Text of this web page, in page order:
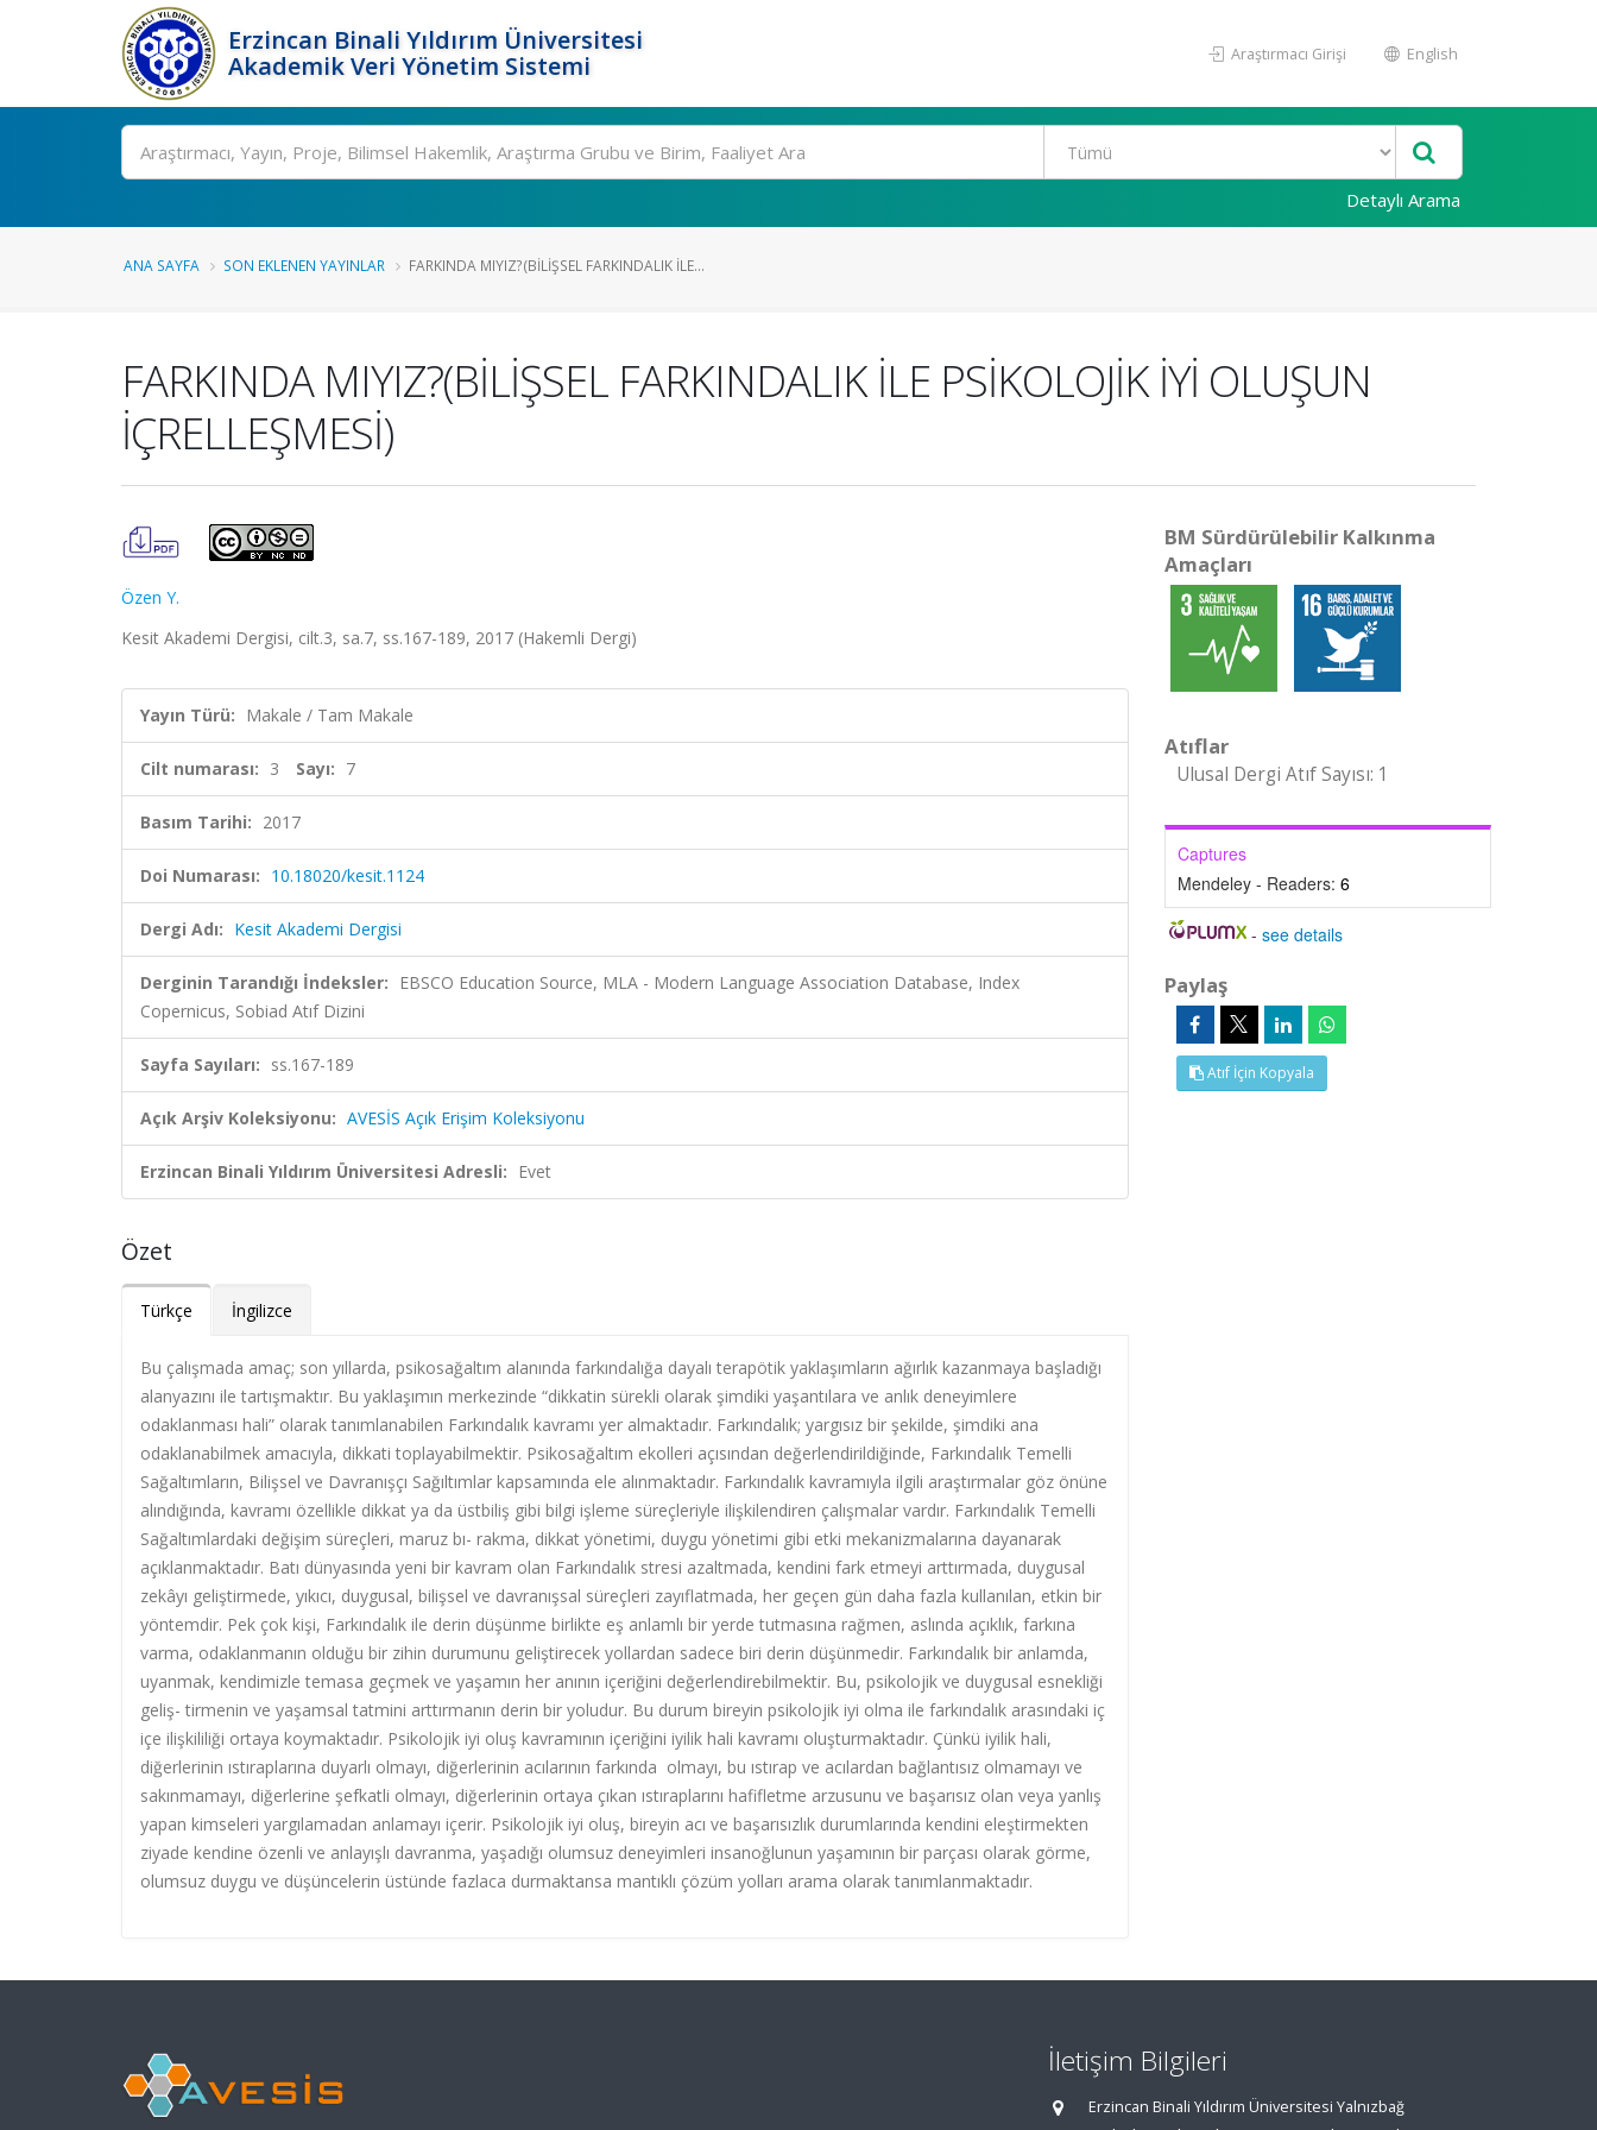
Erzincan Binali Yıldırım Üniversitesi
Akademik Veri Yönetim Sistemi
Araştırmacı Girişi English
Ara
Detaylı Arama
ANA SAYFA SON EKLENEN YAYINLAR FARKINDA MIYIZ?(BİLİŞSEL FARKINDALIK İLE...
FARKINDA MIYIZ?(BİLİŞSEL FARKINDALIK İLE PSİKOLOJİK İYİ OLUŞUN
İÇRELLEŞMESİ)
Özen Y.
Kesit Akademi Dergisi, cilt.3, sa.7, ss.167-189, 2017 (Hakemli Dergi)
Yayın Türü: Makale / Tam Makale
Cilt numarası: 3 Sayı: 7
Basım Tarihi: 2017
Doi Numarası: 10.18020/kesit.1124
Dergi Adı: Kesit Akademi Dergisi
Derginin Tarandığı İndeksler: EBSCO Education Source, MLA - Modern Language Association Database, Index
Copernicus, Sobiad Atıf Dizini
Sayfa Sayıları: ss.167-189
Açık Arşiv Koleksiyonu: AVESİS Açık Erişim Koleksiyonu
Erzincan Binali Yıldırım Üniversitesi Adresli: Evet
Özet
Türkçe İngilizce
Bu çalışmada amaç; son yıllarda, psikosağaltım alanında farkındalığa dayalı terapötik yaklaşımların ağırlık kazanmaya başladığı
alanyazını ile tartışmaktır. Bu yaklaşımın merkezinde “dikkatin sürekli olarak şimdiki yaşantılara ve anlık deneyimlere
odaklanması hali” olarak tanımlanabilen Farkındalık kavramı yer almaktadır. Farkındalık; yargısız bir şekilde, şimdiki ana
odaklanabilmek amacıyla, dikkati toplayabilmektir. Psikosağaltım ekolleri açısından değerlendirildiğinde, Farkındalık Temelli
Sağaltımların, Bilişsel ve Davranışçı Sağıltımlar kapsamında ele alınmaktadır. Farkındalık kavramıyla ilgili araştırmalar göz önüne
alındığında, kavramı özellikle dikkat ya da üstbiliş gibi bilgi işleme süreçleriyle ilişkilendiren çalışmalar vardır. Farkındalık Temelli
Sağaltımlardaki değişim süreçleri, maruz bı- rakma, dikkat yönetimi, duygu yönetimi gibi etki mekanizmalarına dayanarak
açıklanmaktadır. Batı dünyasında yeni bir kavram olan Farkındalık stresi azaltmada, kendini fark etmeyi arttırmada, duygusal
zekâyı geliştirmede, yıkıcı, duygusal, bilişsel ve davranışsal süreçleri zayıflatmada, her geçen gün daha fazla kullanılan, etkin bir
yöntemdir. Pek çok kişi, Farkındalık ile derin düşünme birlikte eş anlamlı bir yerde tutmasına rağmen, aslında açıklık, farkına
varma, odaklanmanın olduğu bir zihin durumunu geliştirecek yollardan sadece biri derin düşünmedir. Farkındalık bir anlamda,
uyanmak, kendimizle temasa geçmek ve yaşamın her anının içeriğini değerlendirebilmektir. Bu, psikolojik ve duygusal esnekliği
geliş- tirmenin ve yaşamsal tatmini arttırmanın derin bir yoludur. Bu durum bireyin psikolojik iyi olma ile farkındalık arasındaki iç
içe ilişkililiği ortaya koymaktadır. Psikolojik iyi oluş kavramının içeriğini iyilik hali kavramı oluşturmaktadır. Çünkü iyilik hali,
diğerlerinin ıstıraplarına duyarlı olmayı, diğerlerinin acılarının farkında olmayı, bu ıstırap ve acılardan bağlantısız olmamayı ve
sakınmamayı, diğerlerine şefkatli olmayı, diğerlerinin ortaya çıkan ıstıraplarını hafifletme arzusunu ve başarısız olan veya yanlış
yapan kimseleri yargılamadan anlamayı içerir. Psikolojik iyi oluş, bireyin acı ve başarısızlık durumlarında kendini eleştirmekten
ziyade kendine özenli ve anlayışlı davranma, yaşadığı olumsuz deneyimleri insanoğlunun yaşamının bir parçası olarak görme,
olumsuz duygu ve düşüncelerin üstünde fazlaca durmaktansa mantıklı çözüm yolları arama olarak tanımlanmaktadır.
BM Sürdürülebilir Kalkınma
Amaçları
Atıflar
Ulusal Dergi Atıf Sayısı: 1
Captures
Mendeley - Readers: 6
-see details
Paylaş
Atıf İçin Kopyala
İletişim Bilgileri
Erzincan Binali Yıldırım Üniversitesi Yalnızbağ